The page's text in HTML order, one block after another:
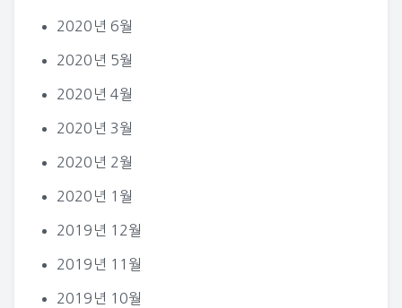
2020년 6월
2020년 5월
2020년 4월
2020년 3월
2020년 2월
2020년 1월
2019년 12월
2019년 11월
2019년 10월